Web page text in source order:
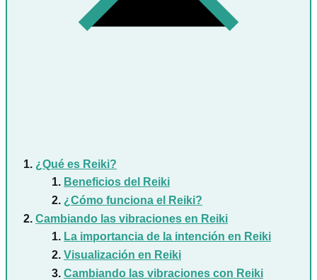
¿Qué es Reiki?
Beneficios del Reiki
¿Cómo funciona el Reiki?
Cambiando las vibraciones en Reiki
La importancia de la intención en Reiki
Visualización en Reiki
Cambiando las vibraciones con Reiki